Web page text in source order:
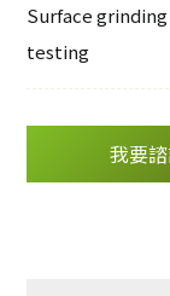
設備通訊軟
工廠自動化
Surface
testing
我要